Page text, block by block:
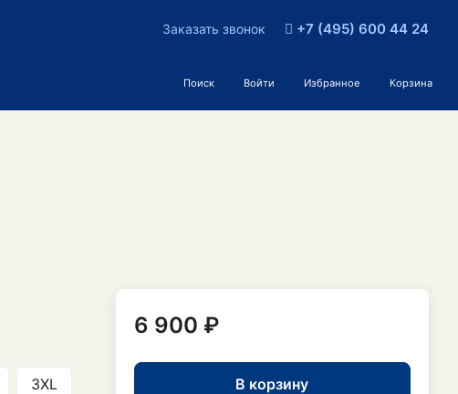
Заказать звонок +7 (495) 600 44 24
Поиск Войти Избранное Корзина
3XL
6 900 ₽
В корзину